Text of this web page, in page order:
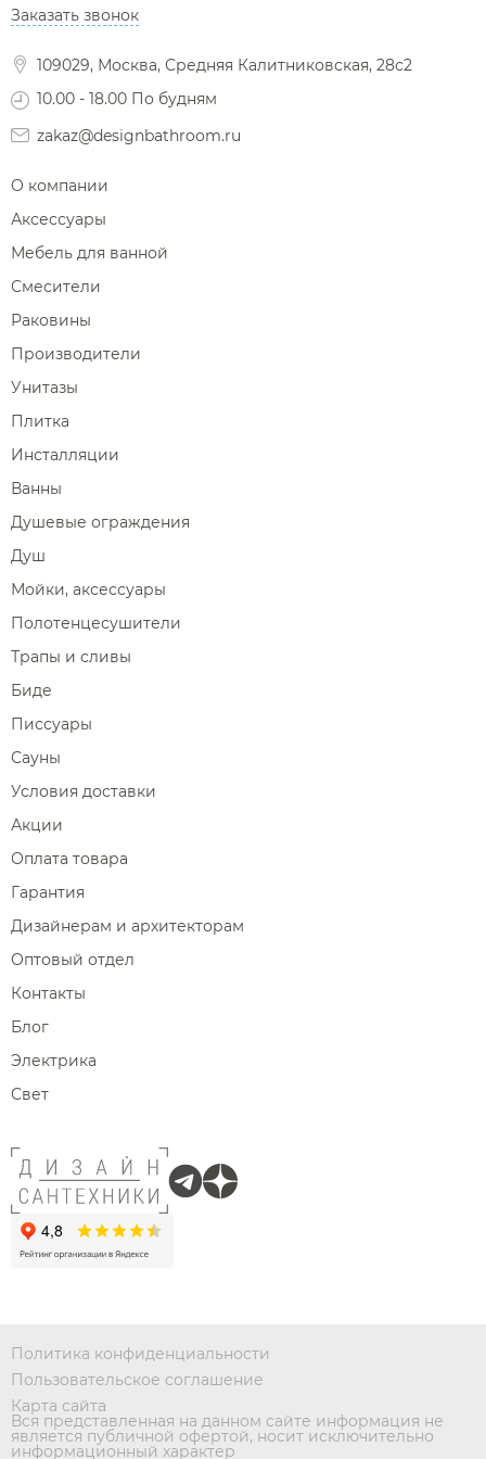
Диспенсеры ватных дисков
Заказать звонок
109029, Москва, Средняя Калитниковская, 28с2
10.00 - 18.00 По будням
zakaz@designbathroom.ru
О компании
Аксессуары
Мебель для ванной
Смесители
Раковины
Производители
Унитазы
Плитка
Инсталляции
Ванны
Душевые ограждения
Душ
Мойки, аксессуары
Полотенцесушители
Трапы и сливы
Биде
Писсуары
Сауны
Условия доставки
Акции
Оплата товара
Гарантия
Дизайнерам и архитекторам
Оптовый отдел
Контакты
Блог
Электрика
Свет
Политика конфиденциальности
Пользовательское соглашение
Карта сайта
Вся представленная на данном сайте информация не
является публичной офертой, носит исключительно
информационный характер